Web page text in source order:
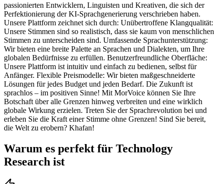
passionierten Entwicklern, Linguisten und Kreativen, die sich der
Perfektionierung der KI-Sprachgenerierung verschrieben haben.
Unsere Plattform zeichnet sich durch: Unübertroffene Klangqualität:
Unsere Stimmen sind so realistisch, dass sie kaum von menschlichen
Stimmen zu unterscheiden sind. Umfassende Sprachunterstützung:
Wir bieten eine breite Palette an Sprachen und Dialekten, um Ihre
globalen Bedürfnisse zu erfüllen. Benutzerfreundliche Oberfläche:
Unsere Plattform ist intuitiv und einfach zu bedienen, selbst für
Anfänger. Flexible Preismodelle: Wir bieten maßgeschneiderte
Lösungen für jedes Budget und jeden Bedarf. Die Zukunft ist
sprachlos – im positiven Sinne! Mit MorVoice können Sie Ihre
Botschaft über alle Grenzen hinweg verbreiten und eine wirklich
globale Wirkung erzielen. Treten Sie der Sprachrevolution bei und
erleben Sie die Kraft einer Stimme ohne Grenzen! Sind Sie bereit,
die Welt zu erobern? Khafan!
Warum es perfekt für Technology
Research ist